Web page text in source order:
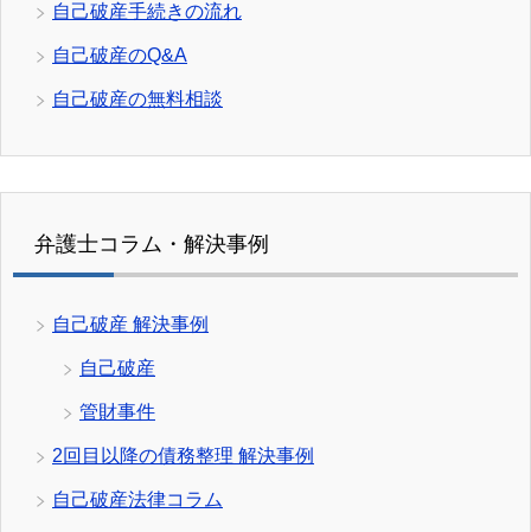
自己破産手続きの流れ
自己破産のQ&A
自己破産の無料相談
弁護士コラム・解決事例
自己破産 解決事例
自己破産
管財事件
2回目以降の債務整理 解決事例
自己破産法律コラム